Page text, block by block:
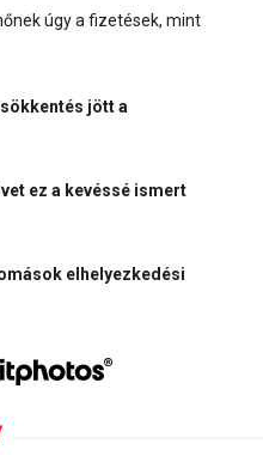
úgy a fizetések, mint
jött a
ez a kevéssé ismert
elhelyezkedési